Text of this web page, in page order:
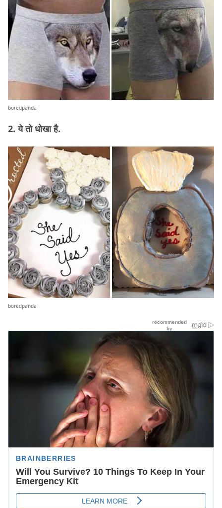
boredpanda
2. ये तो धोखा है.
boredpanda